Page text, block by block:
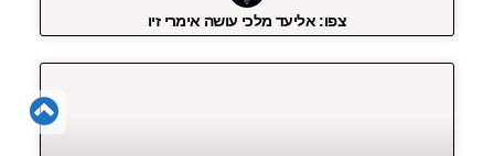
צפו: אליעד מלכי עושה אימרי זיו